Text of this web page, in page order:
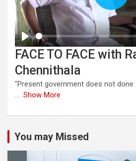
FACE TO FACE with
Chennithala
"Present government does not done
... Show More
You may Missed